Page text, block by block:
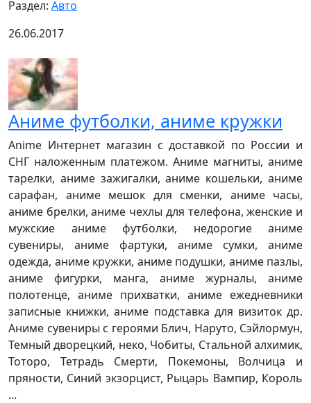
Раздел: Авто
26.06.2017
Аниме футболки, аниме кружки
Anime Интернет магазин с доставкой по России и
СНГ наложенным платежом. Аниме магниты, аниме
тарелки, аниме зажигалки, аниме кошельки, аниме
сарафан, аниме мешок для сменки, аниме часы,
аниме брелки, аниме чехлы для телефона, женские и
мужские аниме футболки, недорогие аниме
сувениры, аниме фартуки, аниме сумки, аниме
одежда, аниме кружки, аниме подушки, аниме пазлы,
аниме фигурки, манга, аниме журналы, аниме
полотенце, аниме прихватки, аниме ежедневники
записные книжки, аниме подставка для визиток др.
Аниме сувениры с героями Блич, Наруто, Сэйлормун,
Темный дворецкий, неко, Чобиты, Стальной алхимик,
Тоторо, Тетрадь Смерти, Покемоны, Волчица и
пряности, Синий экзорцист, Рыцарь Вампир, Король
...